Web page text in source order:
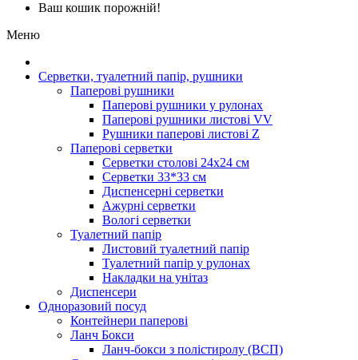
Ваш кошик порожній!
Меню
Серветки, туалетний папір, рушники
Паперові рушники
Паперові рушники у рулонах
Паперові рушники листові VV
Рушники паперові листові Z
Паперові серветки
Серветки столові 24х24 см
Серветки 33*33 см
Диспенсерні серветки
Ажурні серветки
Вологі серветки
Туалетний папір
Листовий туалетний папір
Туалетний папір у рулонах
Накладки на унітаз
Диспенсери
Одноразовий посуд
Контейнери паперові
Ланч Бокси
Ланч-бокси з полістиролу (ВСП)